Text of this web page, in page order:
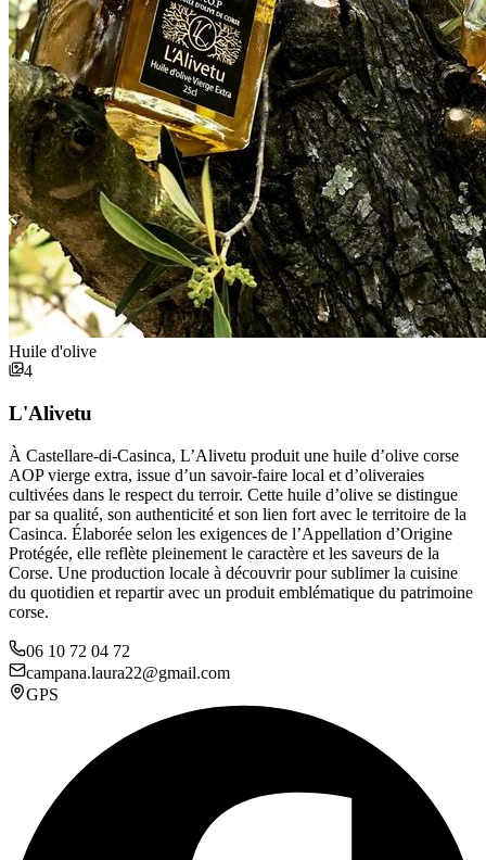
Huile d'olive
4
L'Alivetu
À Castellare-di-Casinca, L’Alivetu produit une huile d’olive corse
AOP vierge extra, issue d’un savoir-faire local et d’oliveraies
cultivées dans le respect du terroir. Cette huile d’olive se distingue
par sa qualité, son authenticité et son lien fort avec le territoire de la
Casinca. Élaborée selon les exigences de l’Appellation d’Origine
Protégée, elle reflète pleinement le caractère et les saveurs de la
Corse. Une production locale à découvrir pour sublimer la cuisine
du quotidien et repartir avec un produit emblématique du patrimoine
corse.
06 10 72 04 72
campana.laura22@gmail.com
GPS